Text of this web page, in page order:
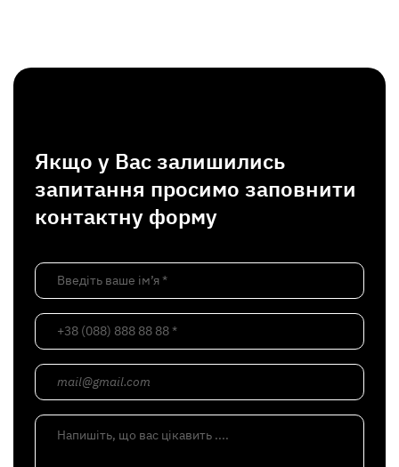
Якщо у Вас залишились
запитання просимо заповнити
контактну форму
Введіть ваше ім’я *
+38 (088) 888 88 88 *
mail@gmail.com
Напишіть, що вас цікавить ....